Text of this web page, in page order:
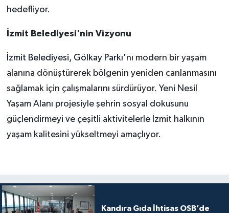
hedefliyor.
İzmit Belediyesi'nin Vizyonu
İzmit Belediyesi, Gölkay Parkı'nı modern bir yaşam
alanına dönüştürerek bölgenin yeniden canlanmasını
sağlamak için çalışmalarını sürdürüyor. Yeni Nesil
Yaşam Alanı projesiyle şehrin sosyal dokusunu
güçlendirmeyi ve çeşitli aktivitelerle İzmit halkının
yaşam kalitesini yükseltmeyi amaçlıyor.
Kandıra Gıda İhtisas OSB’de